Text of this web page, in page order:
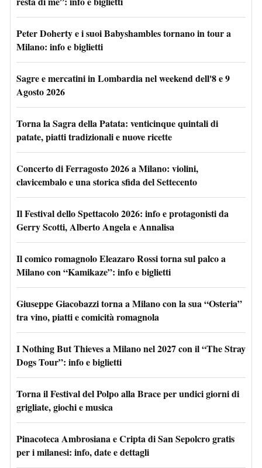
Peter Doherty e i suoi Babyshambles tornano in tour a
Milano: info e biglietti
Sagre e mercatini in Lombardia nel weekend dell'8 e 9
Agosto 2026
Torna la Sagra della Patata: venticinque quintali di
patate, piatti tradizionali e nuove ricette
Concerto di Ferragosto 2026 a Milano: violini,
clavicembalo e una storica sfida del Settecento
Il Festival dello Spettacolo 2026: info e protagonisti da
Gerry Scotti, Alberto Angela e Annalisa
Il comico romagnolo Eleazaro Rossi torna sul palco a
Milano con “Kamikaze”: info e biglietti
Giuseppe Giacobazzi torna a Milano con la sua “Osteria”
tra vino, piatti e comicità romagnola
I Nothing But Thieves a Milano nel 2027 con il “The Stray
Dogs Tour”: info e biglietti
Torna il Festival del Polpo alla Brace per undici giorni di
grigliate, giochi e musica
Pinacoteca Ambrosiana e Cripta di San Sepolcro gratis
per i milanesi: info, date e dettagli